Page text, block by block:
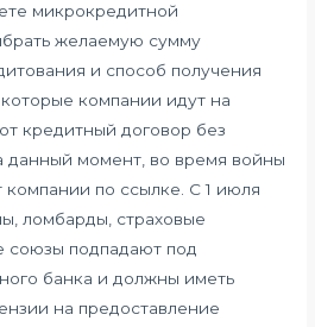
микрокредитной
желаемую сумму
и способ получения
компании идут на
кредитный договор без
момент, во время войны
по ссылке. С 1 июля
ломбарды, страховые
союзы подпадают под
банка и должны иметь
на предоставление